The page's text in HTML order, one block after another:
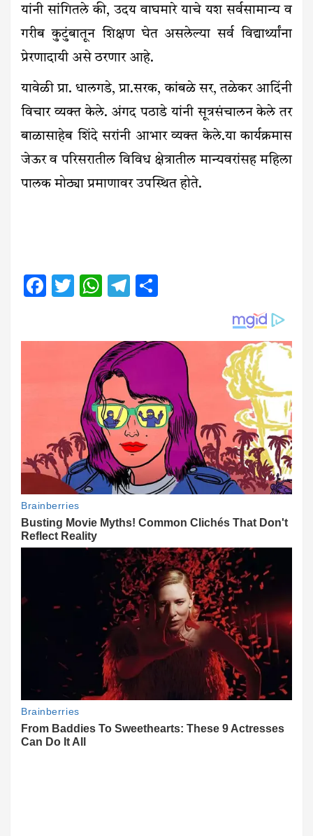
यांनी सांगितले की, उदय वाघमारे याचे यश सर्वसामान्य व
गरीब कुटुंबातून शिक्षण घेत असलेल्या सर्व विद्यार्थ्यांना
प्रेरणादायी असे ठरणार आहे.
यावेळी प्रा. धालगडे, प्रा.सरक, कांबळे सर, तळेकर आदिंनी
विचार व्यक्त केले. अंगद पठाडे यांनी सूत्रसंचालन केले तर
बाळासाहेब शिंदे सरांनी आभार व्यक्त केले.या कार्यक्रमास
जेऊर व परिसरातील विविध क्षेत्रातील मान्यवरांसह महिला
पालक मोठ्या प्रमाणावर उपस्थित होते.
Facebook
Twitter
WhatsApp
Telegram